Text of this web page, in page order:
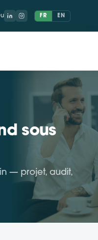
FR EN
sous
— projet, audit,